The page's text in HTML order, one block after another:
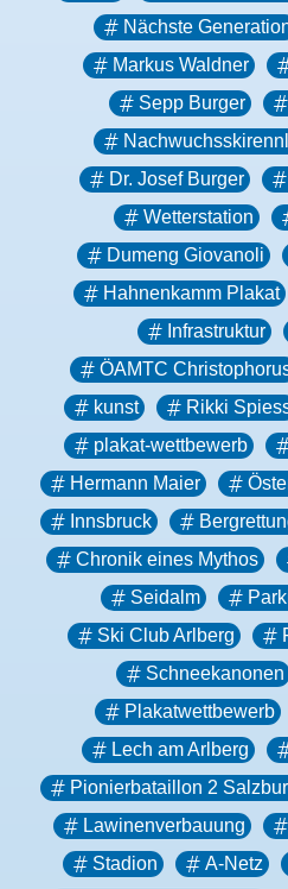
Nächste
Markus Waldner
Sepp Burger
Dr. Josef Burger
Wetterstation
Dumeng Giovanoli
Hahnenkamm Plakat
Infrastruktur
ÖAMTC
kunst
Rikki
plakat-wettbewerb
Hermann Maier
Innsbruck
Chronik eines Mythos
Seidalm
Ski Club Arlberg
Schneekanonen
Plakatwettbewerb
Lech am Arlberg
Pionierbataillon 2
Lawinenverbauung
Stadion
A-Netz